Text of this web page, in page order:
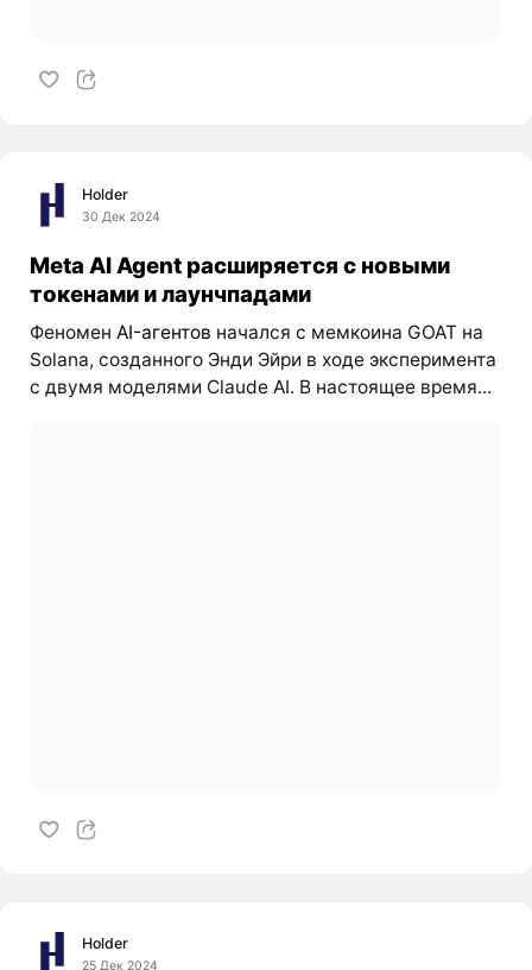
Holder
30 Дек 2024
Meta AI Agent расширяется с новыми
токенами и лаунчпадами
Феномен AI-агентов начался с мемкоина GOAT на
Solana, созданного Энди Эйри в ходе эксперимента
с двумя моделями Claude AI. В настоящее время...
Holder
25 Дек 2024